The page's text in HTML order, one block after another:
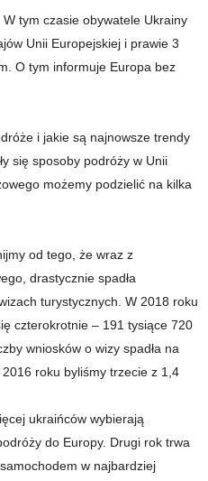
tym czasie obywatele Ukrainy
Unii Europejskiej i prawie 3
O tym informuje Europa bez
i jakie są najnowsze trendy
się sposoby podróży w Unii
możemy podzielić na kilka
od tego, że wraz z
drastycznie spadła
turystycznych. W 2018 roku
czterokrotnie – 191 tysiące 720
wniosków o wizy spadła na
roku byliśmy trzecie z 1,4
ukraińców wybierają
do Europy. Drugi rok trwa
w najbardziej